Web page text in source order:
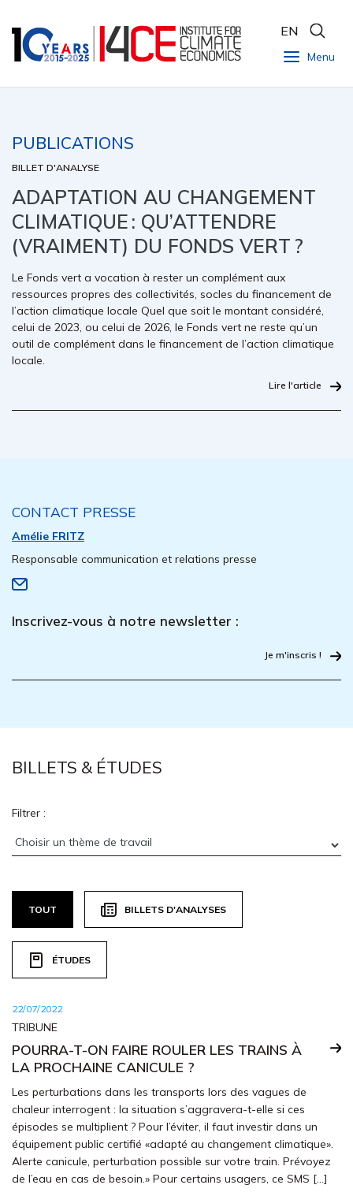
Menu
EN
PUBLICATIONS
BILLET D'ANALYSE
ADAPTATION AU CHANGEMENT
CLIMATIQUE : QU’ATTENDRE
(VRAIMENT) DU FONDS VERT ?
Le Fonds vert a vocation à rester un complément aux
ressources propres des collectivités, socles du financement de
l’action climatique locale Quel que soit le montant considéré,
celui de 2023, ou celui de 2026, le Fonds vert ne reste qu’un
outil de complément dans le financement de l’action climatique
locale.
Lire l'article
CONTACT PRESSE
Amélie FRITZ
Responsable communication et relations presse
Inscrivez-vous à notre newsletter :
Je m'inscris !
BILLETS & ÉTUDES
Filtrer :
TOUT BILLETS D'ANALYSES
ÉTUDES
22/07/2022
TRIBUNE
POURRA-T-ON FAIRE ROULER LES TRAINS À
LA PROCHAINE CANICULE ?
Les perturbations dans les transports lors des vagues de
chaleur interrogent : la situation s’aggravera-t-elle si ces
épisodes se multiplient ? Pour l’éviter, il faut investir dans un
équipement public certifié «adapté au changement climatique».
Alerte canicule, perturbation possible sur votre train. Prévoyez
de l’eau en cas de besoin.» Pour certains usagers, ce SMS […]